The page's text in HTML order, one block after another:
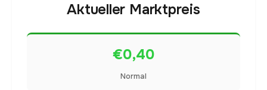
Aktueller Marktpreis
€0,40
Normal